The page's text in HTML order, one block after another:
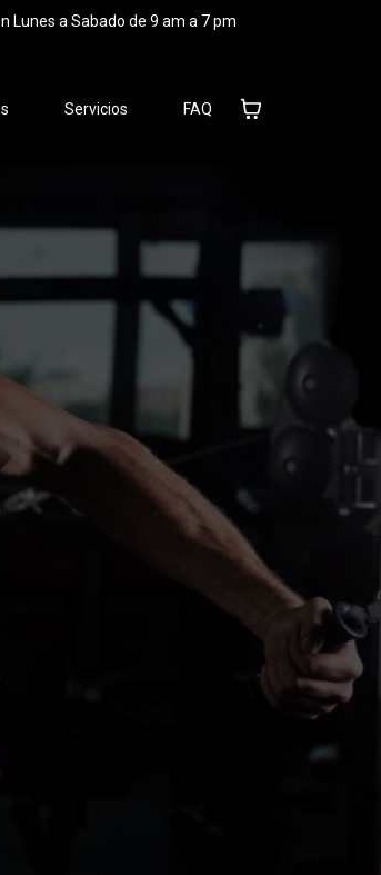
Lunes a Sabado de 9 am a 7 pm
Servicios FAQ
FAQ